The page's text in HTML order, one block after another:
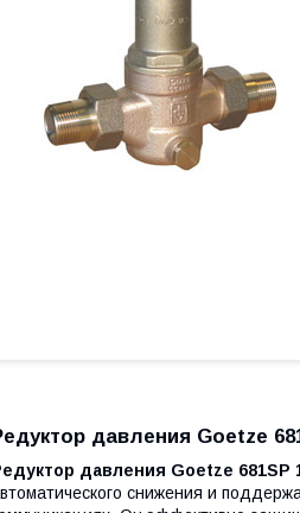
давления Goetze
давления Goetze 681SP
снижения и